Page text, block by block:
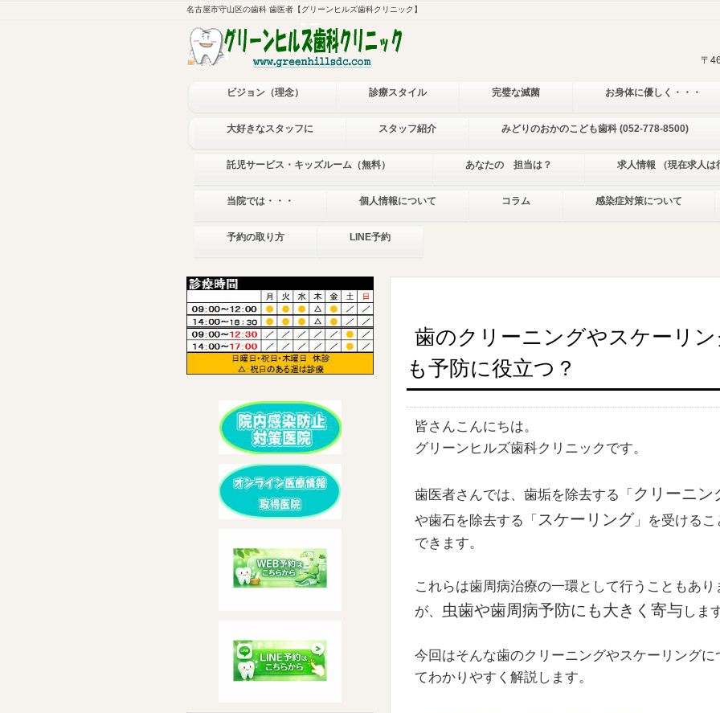
名古屋市守山区の歯科 歯医者【グリーンヒルズ歯科クリニック】
〒
ビジョン（理念） 診療スタイル 完璧な滅菌 お身体に優しく・・・
大好きなスタッフに スタッフ紹介 みどりのおかのこども歯科 (052-778-8500)
託児サービス・キッズルーム（無料） あなたの 担当は？ 求人情報 （現在求人は
当院では・・・ 個人情報について コラム 感染症対策について
予約の取り方 LINE予約
歯のクリーニングやスケーリ
も予防に役立つ？
皆さんこんにちは。
グリーンヒルズ歯科クリニックです。
歯医者さんでは、歯垢を除去する「 クリーニン
や歯石を除去する「 スケーリング 」を受ける
できます。
これらは歯周病治療の一環として行うこともあり
が、
虫歯や歯周病予防にも大きく寄与しま
今回はそんな歯のクリーニングやスケーリングに
てわかりやすく解説します。